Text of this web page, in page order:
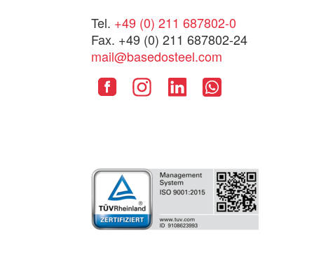
Tel. +49 (0) 211 687802-0
Fax. +49 (0) 211 687802-24
mail@basedosteel.com